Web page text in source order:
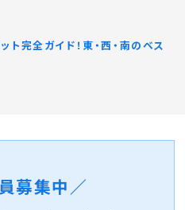
ト完全ガイド！東・西・南のベス
募集中／